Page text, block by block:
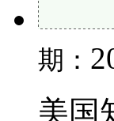
期：
美国